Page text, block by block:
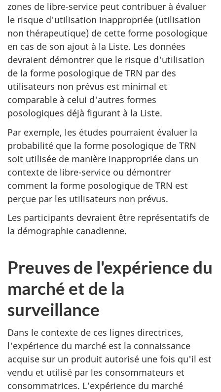
zones de libre-service peut contribuer à évaluer
le risque d'utilisation inappropriée (utilisation
non thérapeutique) de cette forme posologique
en cas de son ajout à la Liste. Les données
devraient démontrer que le risque d'utilisation
de la forme posologique de TRN par des
utilisateurs non prévus est minimal et
comparable à celui d'autres formes
posologiques déjà figurant à la Liste.
Par exemple, les études pourraient évaluer la
probabilité que la forme posologique de TRN
soit utilisée de manière inappropriée dans un
contexte de libre-service ou démontrer
comment la forme posologique de TRN est
perçue par les utilisateurs non prévus.
Les participants devraient être représentatifs de
la démographie canadienne.
Preuves de l'expérience du
marché et de la
surveillance
Dans le contexte de ces lignes directrices,
l'expérience du marché est la connaissance
acquise sur un produit autorisé une fois qu'il est
vendu et utilisé par les consommateurs et
consommatrices. L'expérience du marché